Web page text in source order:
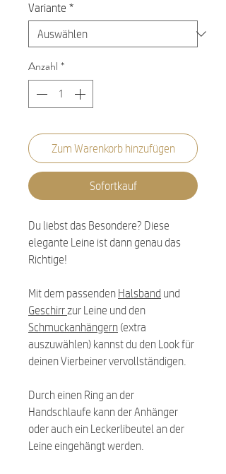
Variante *
Anzahl *
Zum Warenkorb hinzufügen
Sofortkauf
Du liebst das Besondere? Diese
elegante Leine ist dann genau das
Richtige!
Mit dem passenden Halsband und
Geschirr zur Leine und den
Schmuckanhängern (extra
auszuwählen) kannst du den Look für
deinen Vierbeiner vervollständigen.
Durch einen Ring an der
Handschlaufe kann der Anhänger
oder auch ein Leckerlibeutel an der
Leine eingehängt werden.